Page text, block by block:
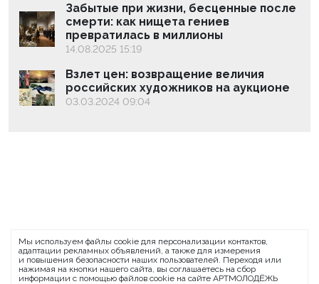
Забытые при жизни, бесценные после
смерти: как нищета гениев
превратилась в миллионы
14.08.2025 15:19
Взлет цен: возвращение величия
российских художников на аукционе
03.03.2024 09:04
О проекте FAQ
Банковские реквизиты
Сообщить о баге
Мы используем файлы cookie для персонализации контактов,
адаптации рекламных объявлений, а также для измерения
и повышения безопасности наших пользователей. Переходя или
нажимая на кнопки нашего сайта, вы соглашаетесь на сбор
информации с помощью файлов cookie на сайте АРТМОЛОДЁЖЬ